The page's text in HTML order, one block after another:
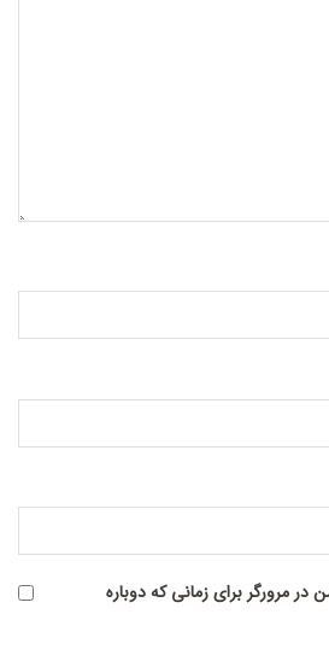
در مرورگر برای زمانی که دوباره